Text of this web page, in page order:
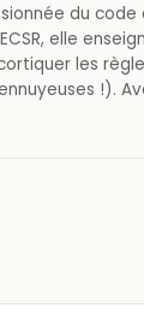
du
elle
les
!).